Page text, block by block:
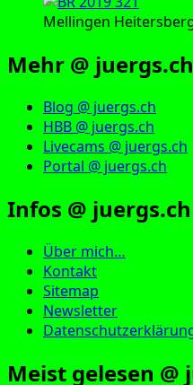
Mellingen
Mehr @ juergs.ch
Blog @ juergs.ch
HBB @ juergs.ch
Livecams @ juergs.ch
Portal @ juergs.ch
Infos @ juergs.ch
Über mich…
Kontakt
Sitemap
Newsletter
Meist gelesen @